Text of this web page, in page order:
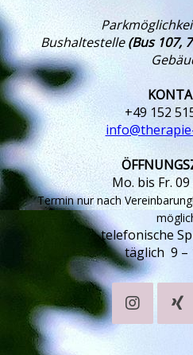
Bushaltestelle(Bus 107,
+49 152
Mo. bis Fr.
Termin nur nach
telefonische
täglich 9 –